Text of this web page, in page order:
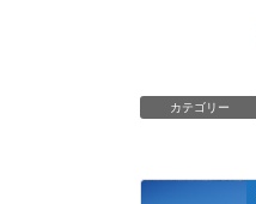
カテゴリー